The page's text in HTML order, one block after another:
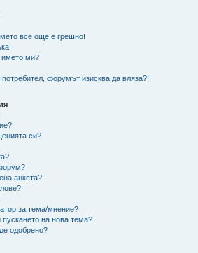
все още е грешно!
името ми?
форумът изисква да вляза?!
си?
анкета?
за тема/мнение?
на нова тема?
одобрено?